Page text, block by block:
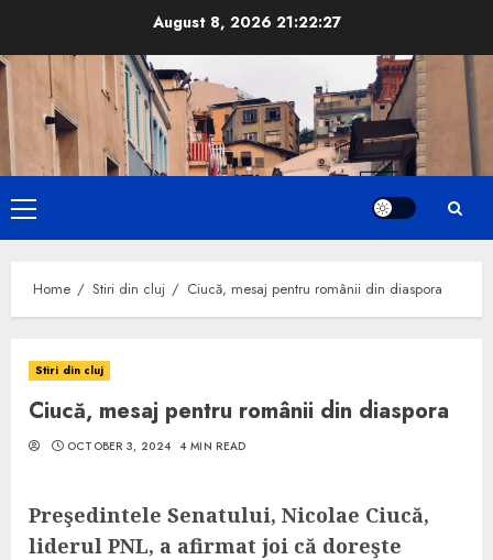
content
August 8, 2026 21:22:27
Primary
Menu
Home Stiri din cluj Ciucă, mesaj pentru românii din diaspora
Stiri din cluj
Ciucă, mesaj pentru românii din diaspora
OCTOBER 3, 2024 4 MIN READ
Preşedintele Senatului, Nicolae Ciucă,
liderul PNL, a afirmat joi că doreşte